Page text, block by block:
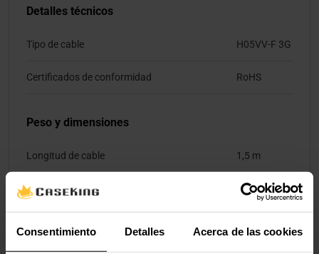
Consentimiento Detalles Acerca de las cookies
Detalles técnicos
Tipo de cable H05VV-F 3G
Certificados de conformidad RoHS
Peso y dimensiones
Longitud de cable 1,5 m
Valoraciones